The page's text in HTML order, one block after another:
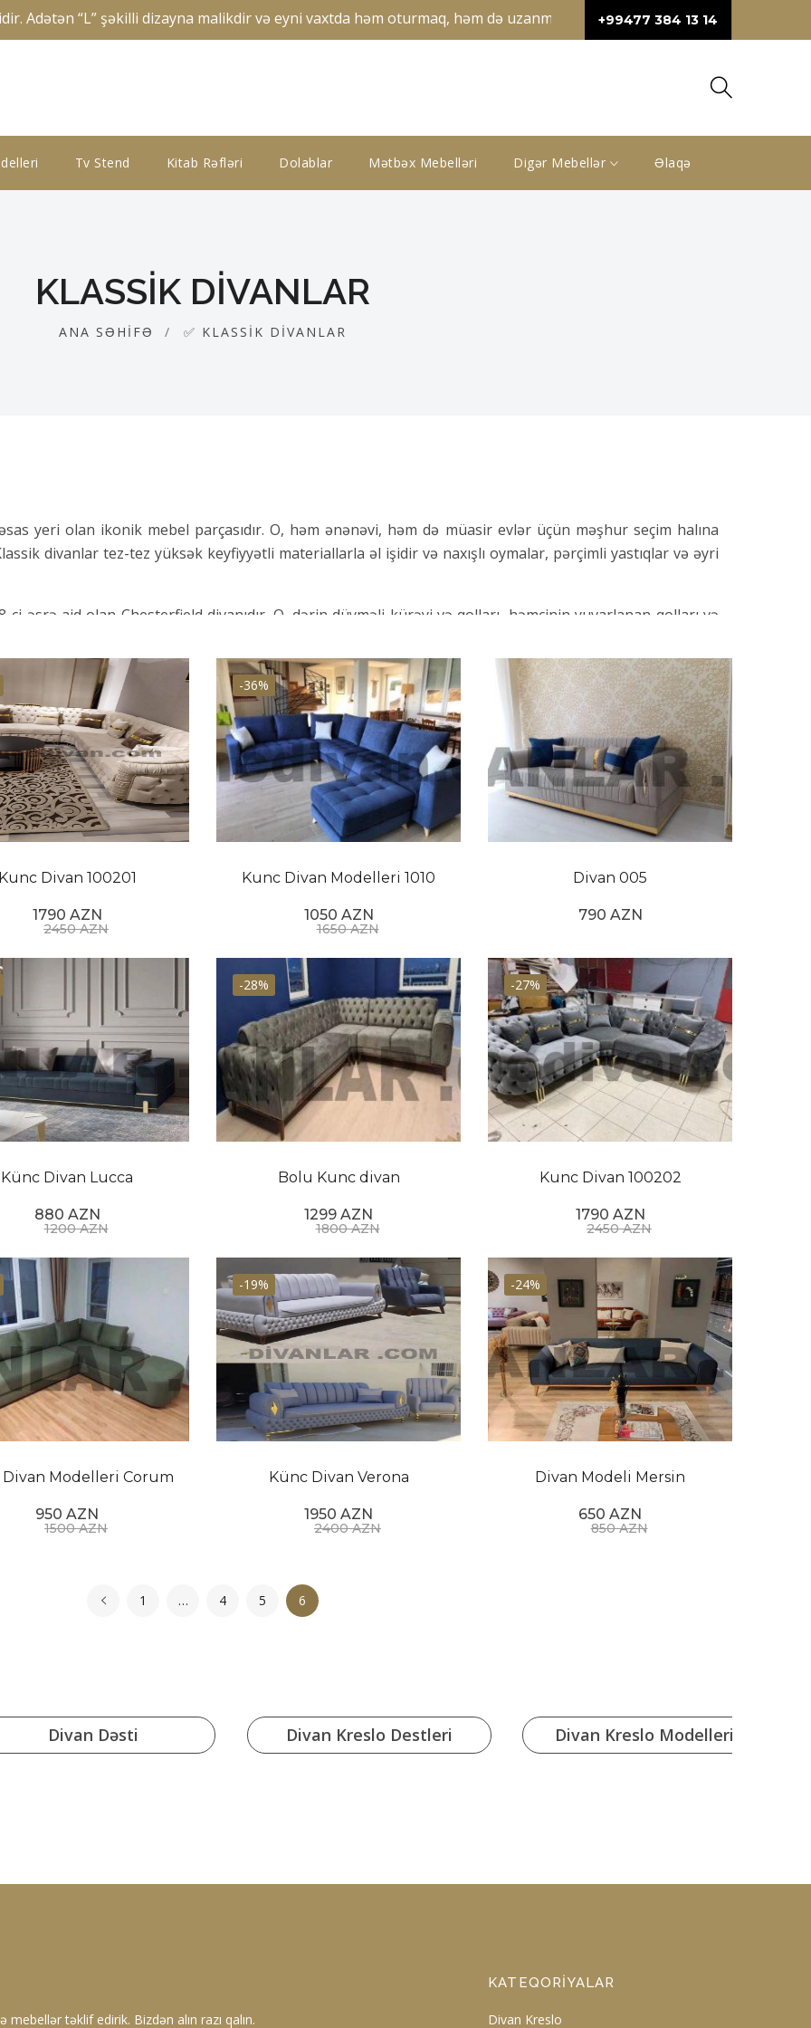
“L” şəkilli dizayna malikdir və eyni vaxtda həm oturmaq, həm də uzanmaq üçün geniş sahə təqdim edir. Künc
+99477 384 13 14
Tv Stend Kitab Rəfləri Dolablar Mətbəx Mebelləri Digər Mebellər Əlaqə
KLASSIK DIVANLAR
ANA SƏHIFƏ ✅ KLASSIK DIVANLAR
yeri olan ikonik mebel parçasıdır. O, həm ənənəvi, həm də müasir evlər üçün məşhur seçim halına
divanlar tez-tez yüksək keyfiyyətli materiallarla əl işidir və naxışlı oymalar, pərçimli yastıqlar və əyri
əsrə aid olan Chesterfield divanıdır. O, dərin düyməli kürəyi və qolları, həmçinin yuvarlanan qolları və
kabriol divandır. O, S formalı əyriləri və tez-tez mürəkkəb dizaynlarla oyulmuş açıq taxta ayaqları ilə
sadə kətanlara qədər müxtəlif parçalarla örtülə bilər ki, bu da onları istənilən dekor üslubu üçün çox
İngilis rulonlu divan və smokin divanı kimi bir çox başqa klassik divan növləri var. Hər bir üslubun
lakin onların hamısı ebedi zərifliyin və incəliyin ortaq bir ipini bölüşür.
baxmayaraq, klassik divan ənənəvi sənətkarlığın gözəlliyini və klassik dizaynın davamlı cazibəsini
Onun çox yönlü olması, davamlılığı və əbədi cazibəsi onu hər hansı bir ev üçün müdrik bir investisiya
Kunc Divan 100201
1790 AZN
2450 AZN
-36%
Kunc Divan Modelleri 1010
1050 AZN
1650 AZN
Divan 005
790 AZN
Künc Divan Lucca
880 AZN
1200 AZN
-28%
Bolu Kunc divan
1299 AZN
1800 AZN
-27%
Kunc Divan 100202
1790 AZN
2450 AZN
Divan Modelleri Corum
950 AZN
1500 AZN
-19%
Künc Divan Verona
1950 AZN
2400 AZN
-24%
Divan Modeli Mersin
650 AZN
850 AZN
1 … 4 5 6
Divan Dəsti Divan Kreslo Destleri Divan Kreslo Modelleri
təklif edirik. Bizdən alın razı qalın.
KATEQORIYALAR
Divan Kreslo